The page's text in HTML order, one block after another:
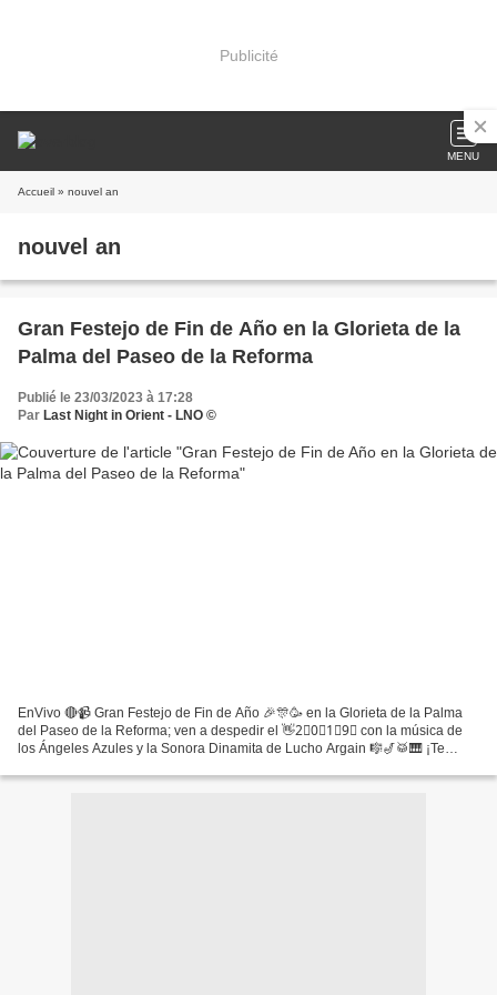
Publicité
MENU
Accueil » nouvel an
nouvel an
Gran Festejo de Fin de Año en la Glorieta de la
Palma del Paseo de la Reforma
Publié le 23/03/2023 à 17:28
Par Last Night in Orient - LNO ©
EnVivo 🔴📹 Gran Festejo de Fin de Año 🎉🎊🥳 en la Glorieta de la Palma
del Paseo de la Reforma; ven a despedir el 👋2⃣0⃣1⃣9⃣ con la música de
los Ángeles Azules y la Sonora Dinamita de Lucho Argain 🎼🎷🥁🎹 ¡Te